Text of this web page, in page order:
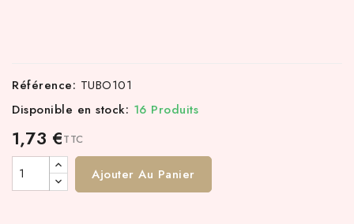
Référence: TUBO101
Disponible en stock: 16 Produits
1,73 €TTC
Ajouter Au Panier